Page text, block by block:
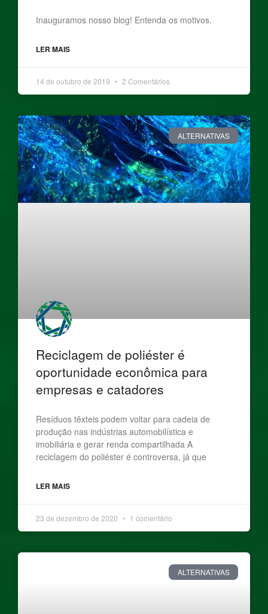
Inauguramos nosso blog! Entenda os motivos.
LER MAIS
14 de outubro de 2019 2 Comentários
ALTERNATIVAS
Reciclagem de poliéster é
oportunidade econômica para
empresas e catadores
Resíduos têxteis podem voltar para cadeia de
produção nas indústrias automobilística e
imobiliária e gerar renda compartilhada A
reciclagem do poliéster é controversa, já que
LER MAIS
23 de dezembro de 2020 1 comentário
ALTERNATIVAS